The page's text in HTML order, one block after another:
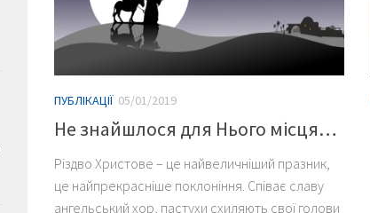
ПУБЛІКАЦІЇ 05/01/2019
Не знайшлося для Нього місця…
Різдво Христове – це найвеличніший празник,
це найпрекрасніше поклоніння. Співає славу
ангельський хор, пастухи схиляють свої голови